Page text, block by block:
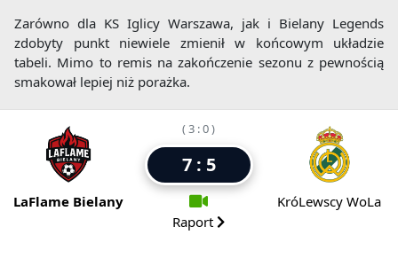
Zarówno dla KS Iglicy Warszawa, jak i Bielany Legends
zdobyty punkt niewiele zmienił w końcowym układzie
tabeli. Mimo to remis na zakończenie sezonu z pewnością
smakował lepiej niż porażka.
LaFlame Bielany
( 3 : 0 )
7 : 5
Raport
KróLewscy WoLa